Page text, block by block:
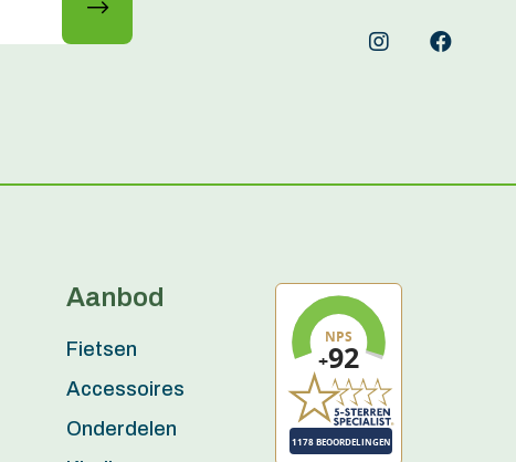
Aanbod
Fietsen
Accessoires
Onderdelen